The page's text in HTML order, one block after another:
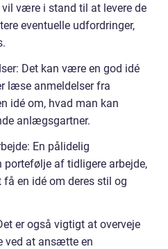
være i stand til at levere de
eventuelle udfordringer,
Det kan være en god idé
læse anmeldelser fra
idé om, hvad man kan
anlægsgartner.
En pålidelig
af tidligere arbejde,
en idé om deres stil og
er også vigtigt at overveje
ved at ansætte en